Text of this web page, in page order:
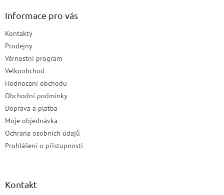
Informace pro vás
Kontakty
Prodejny
Věrnostní program
Velkoobchod
Hodnocení obchodu
Obchodní podmínky
Doprava a platba
Moje objednávka
Ochrana osobních údajů
Prohlášení o přístupnosti
Kontakt